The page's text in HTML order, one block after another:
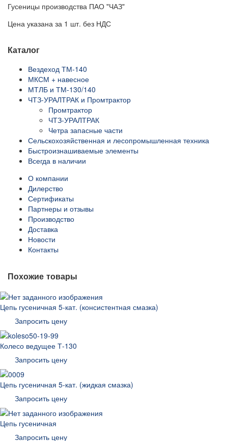
Гусеницы производства ПАО "ЧАЗ"
Цена указана за 1 шт. без НДС
Каталог
Вездеход ТМ-140
МКСМ + навесное
МТЛБ и ТМ-130/140
ЧТЗ-УРАЛТРАК и Промтрактор
Промтрактор
ЧТЗ-УРАЛТРАК
Четра запасные части
Сельскохозяйственная и лесопромышленная техника
Быстроизнашиваемые элементы
Всегда в наличии
О компании
Дилерство
Сертификаты
Партнеры и отзывы
Производство
Доставка
Новости
Контакты
Похожие товары
Цепь гусеничная 5-кат. (консистентная смазка)
Запросить цену
Колесо ведущее Т-130
Запросить цену
Цепь гусеничная 5-кат. (жидкая смазка)
Запросить цену
Цепь гусеничная
Запросить цену